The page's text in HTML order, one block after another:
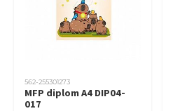
562-255301273
MFP diplom A4 DIP04-
017